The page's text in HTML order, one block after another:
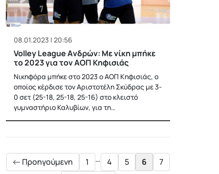
08.01.2023 | 20:56
Volley League Aνδρών: Με νίκη μπήκε
το 2023 για τον ΑΟΠ Κηφισιάς
Νικηφόρα μπήκε στο 2023 ο ΑΟΠ Κηφισιάς, ο
οποίος κέρδισε τον Αριστοτέλη Σκύδρας με 3-
0 σετ (25-18, 25-18, 25-16) στο κλειστό
γυμναστήριο Καλυβίων, για τη…
Προηγούμενη 1 … 4 5 6
7